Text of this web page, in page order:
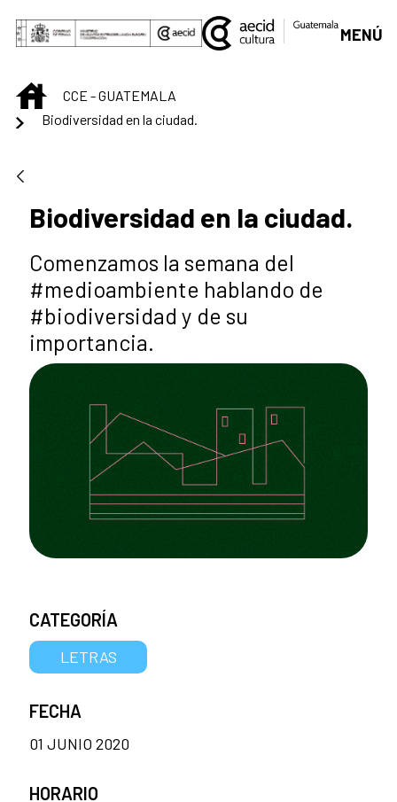
Saltar al contenido principal
MENÚ
INICIOCCE - GUATEMALA
Biodiversidad en la ciudad.
Biodiversidad en la ciudad.
Comenzamos la semana del
#medioambiente hablando de
#biodiversidad y de su
importancia.
CATEGORÍA
LETRAS
FECHA
01 JUNIO 2020
HORARIO